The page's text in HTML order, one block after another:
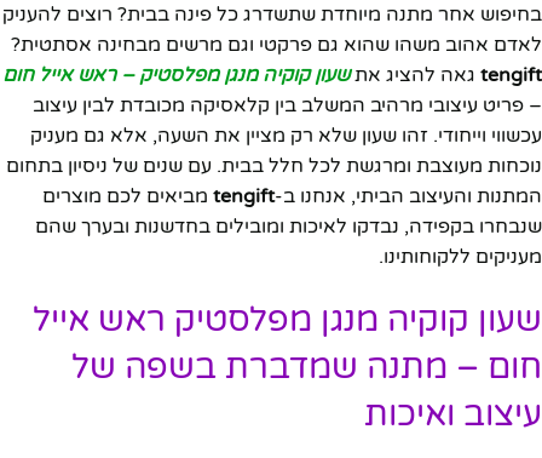
בחיפוש אחר מתנה מיוחדת שתשדרג כל פינה בבית? רוצים להעניק
לאדם אהוב משהו שהוא גם פרקטי וגם מרשים מבחינה אסתטית?
tengift גאה להציג אתשעון קוקיה מנגן מפלסטיק – ראש אייל חום
– פריט עיצובי מרהיב המשלב בין קלאסיקה מכובדת לבין עיצוב
עכשווי וייחודי. זהו שעון שלא רק מציין את השעה, אלא גם מעניק
נוכחות מעוצבת ומרגשת לכל חלל בבית. עם שנים של ניסיון בתחום
המתנות והעיצוב הביתי, אנחנו ב-tengift מביאים לכם מוצרים
שנבחרו בקפידה, נבדקו לאיכות ומובילים בחדשנות ובערך שהם
מעניקים ללקוחותינו.
שעון קוקיה מנגן מפלסטיק ראש אייל
חום – מתנה שמדברת בשפה של
עיצוב ואיכות